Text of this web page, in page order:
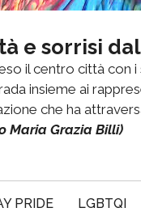
e sorrisi
il centro città con
insieme ai
che ha
Maria Grazia Billi)
PRIDE LGBTQI